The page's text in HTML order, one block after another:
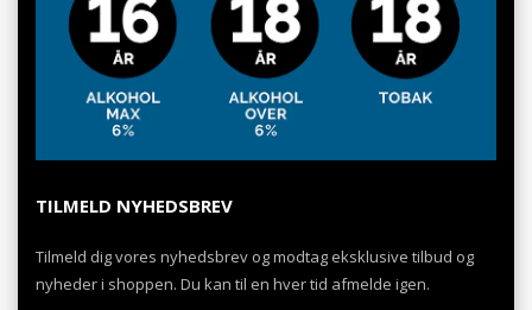
TILMELD NYHEDSBREV
Tilmeld dig vores nyhedsbrev og modtag eksklusive tilbud og
nyheder i shoppen. Du kan til en hver tid afmelde igen.